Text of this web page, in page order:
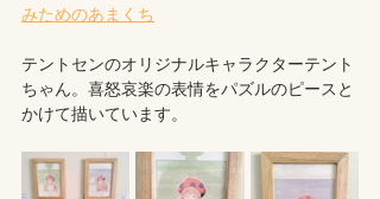
みためのあまくち
テントセンのオリジナルキャラクターテント
ちゃん。喜怒哀楽の表情をパズルのピースと
かけて描いています。